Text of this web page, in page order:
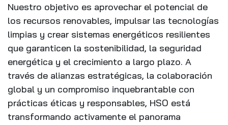
Nuestro objetivo es aprovechar el potencial de
los recursos renovables, impulsar las tecnologías
limpias y crear sistemas energéticos resilientes
que garanticen la sostenibilidad, la seguridad
energética y el crecimiento a largo plazo. A
través de alianzas estratégicas, la colaboración
global y un compromiso inquebrantable con
prácticas éticas y responsables, HSO está
transformando activamente el panorama